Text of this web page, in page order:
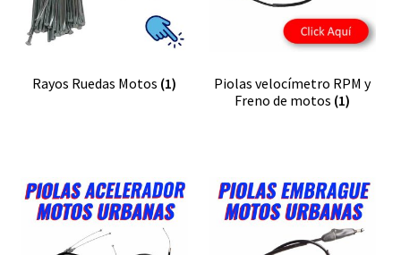
Rayos Ruedas Motos (1)
Piolas velocímetro RPM y
Freno de motos (1)